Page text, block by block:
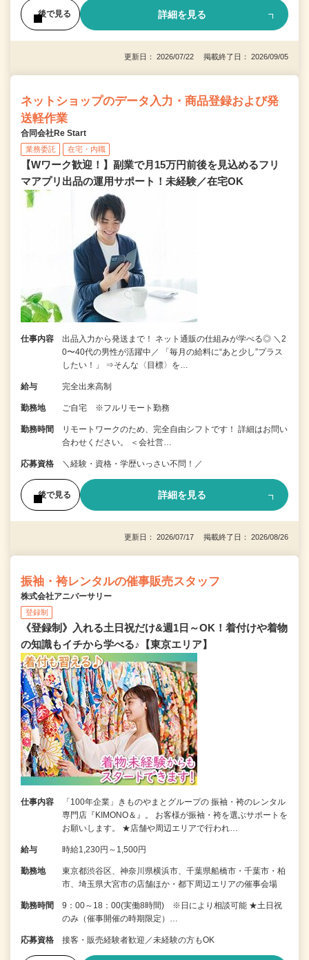
後で見る 詳細を見る
更新日： 2026/07/22 掲載終了日： 2026/09/05
ネットショップのデータ入力・商品登録および発
送軽作業
合同会社Re Start
業務委託 在宅・内職
【Wワーク歓迎！】副業で月15万円前後を見込めるフリ
マアプリ出品の運用サポート！未経験／在宅OK
仕事内容
出品入力から発送まで！ ネット通販の仕組みが学べる◎ ＼2
0〜40代の男性が活躍中／ 「毎月の給料に“あと少し”プラス
したい！」 ⇒そんな〈目標〉を…
給与 完全出来高制
勤務地 ご自宅 ※フルリモート勤務
勤務時間
リモートワークのため、完全自由シフトです！ 詳細はお問い
合わせください。 ＜会社営…
応募資格 ＼経験・資格・学歴いっさい不問！／
後で見る 詳細を見る
更新日： 2026/07/17 掲載終了日： 2026/08/26
振袖・袴レンタルの催事販売スタッフ
株式会社アニバーサリー
登録制
《登録制》入れる土日祝だけ&週1日～OK！着付けや着物
の知識もイチから学べる♪【東京エリア】
仕事内容
「100年企業」きものやまとグループの 振袖・袴のレンタル
専門店『KIMONO＆』。 お客様が振袖・袴を選ぶサポートを
お願いします。 ★店舗や周辺エリアで行われ…
給与 時給1,230円～1,500円
勤務地
東京都渋谷区、神奈川県横浜市、千葉県船橋市・千葉市・柏
市、埼玉県大宮市の店舗ほか・都下周辺エリアの催事会場
勤務時間
9：00～18：00(実働8時間) ※日により相談可能 ★土日祝
のみ（催事開催の時期限定）…
応募資格 接客・販売経験者歓迎／未経験の方もOK